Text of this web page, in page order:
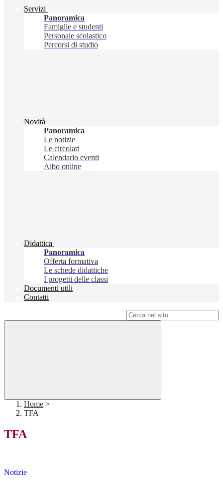
Servizi
Panoramica
Famiglie e studenti
Personale scolastico
Percorsi di studio
Novità
Panoramica
Le notizie
Le circolari
Calendario eventi
Albo online
Didattica
Panoramica
Offerta formativa
Le schede didattiche
I progetti delle classi
Documenti utili
Contatti
Home >
TFA
TFA
Notizie